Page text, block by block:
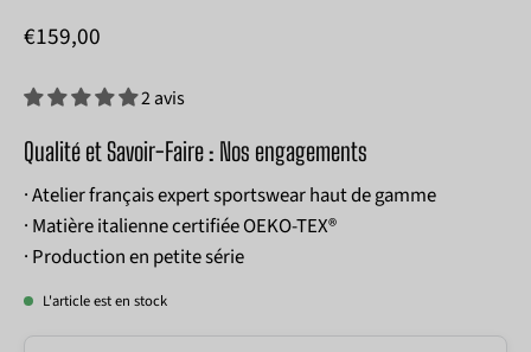
€159,00
2 avis
Qualité et Savoir-Faire : Nos engagements
· Atelier français expert sportswear haut de gamme
· Matière italienne certifiée OEKO-TEX®
· Production en petite série
L'article est en stock